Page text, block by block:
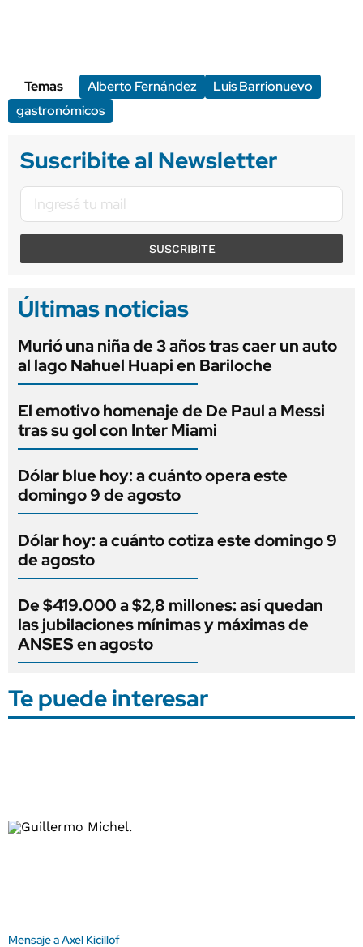
Temas Alberto Fernández
Luis Barrionuevo
gastronómicos
Suscribite al Newsletter
SUSCRIBITE
Últimas noticias
Murió una niña de 3 años tras caer un auto
al lago Nahuel Huapi en Bariloche
El emotivo homenaje de De Paul a Messi
tras su gol con Inter Miami
Dólar blue hoy: a cuánto opera este
domingo 9 de agosto
Dólar hoy: a cuánto cotiza este domingo 9
de agosto
De $419.000 a $2,8 millones: así quedan
las jubilaciones mínimas y máximas de
ANSES en agosto
Te puede interesar
Mensaje a Axel Kicillof